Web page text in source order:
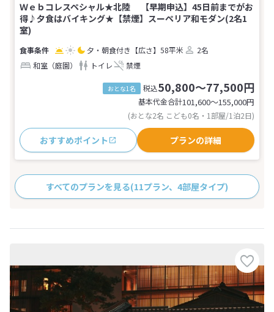
Ｗｅｂコレスペシャル★北陸 【早期申込】45日前までがお
得♪夕食はバイキング★【禁煙】スーペリア和モダン(2名1
室)
夕・朝食付き 【広さ】58平米
2名
和室（庭園）
トイレ 禁煙
おとな1名 税込50,800～77,500円
基本代金合計101,600〜155,000円
(おとな2名 こども0名・1部屋/1泊2日)
おすすめポイント プランの詳細
すべてのプランを見る(11プラン、4部屋タイプ)